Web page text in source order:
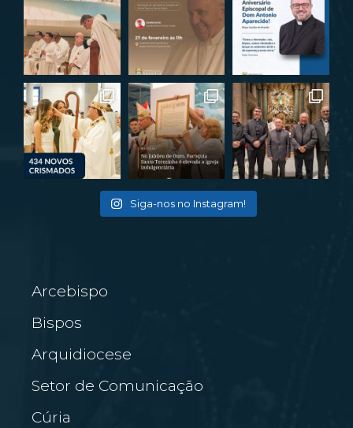
Siga-nos no Instagram!
Arcebispo
Bispos
Arquidiocese
Setor de Comunicação
Cúria